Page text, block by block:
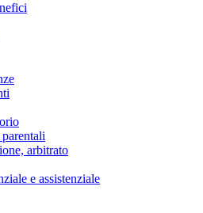
arbitrato
e assistenziale